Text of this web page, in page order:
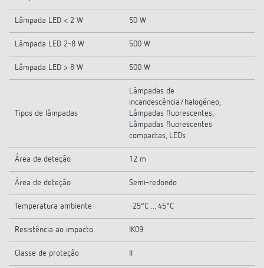
Lâmpada LED < 2 W 50 W
Lâmpada LED 2-8 W 500 W
Lâmpada LED > 8 W 500 W
Tipos de lâmpadas
Lâmpadas de
incandescência/halogéneo,
Lâmpadas fluorescentes,
Lâmpadas fluorescentes
compactas, LEDs
Área de deteção 12 m
Área de deteção Semi-redondo
Temperatura ambiente -25°C ... 45°C
Resistência ao impacto IK09
Classe de proteção